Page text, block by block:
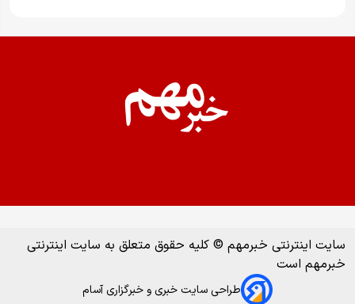
سایت اینترنتی خبرمهم © کلیه حقوق متعلق به سایت اینترنتی
خبرمهم است
طراحی سایت خبری و خبرگزاری آسام